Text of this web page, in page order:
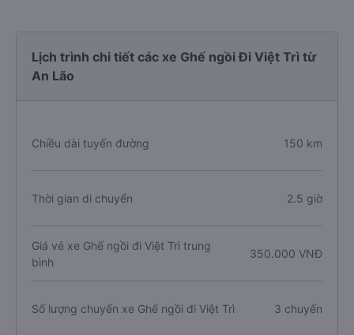
Lịch trình chi tiết các xe Ghế ngồi Đi Việt Trì từ
An Lão
Chiều dài tuyến đường 150 km
Thời gian di chuyển 2.5 giờ
Giá vé xe Ghế ngồi đi Việt Trì trung
bình
350.000 VNĐ
Số lượng chuyến xe Ghế ngồi đi Việt Trì 3 chuyến